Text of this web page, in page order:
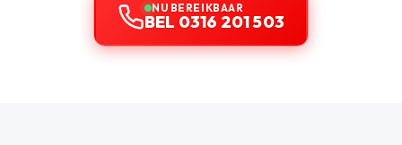
NU BEREIKBAAR
BEL 0316 201 503